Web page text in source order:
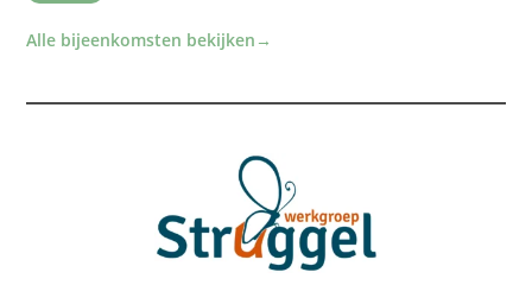
Alle bijeenkomsten bekijken →